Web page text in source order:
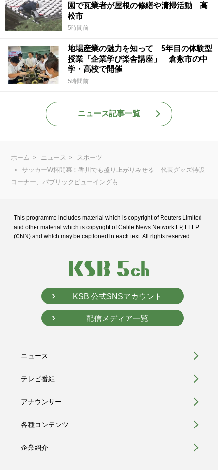
園で瓦業者が屋根の修繕や清掃活動 高
松市
5時間前
地場産業の魅力を知って 5年目の体験型
授業「企業学び楽舎講座」 倉敷市の中
学・高校で開催
5時間前
ニュース記事一覧
ホーム ニュース
スポーツ
サッカーW杯開幕！香川でも盛り上がりみせる 代表グッズ特設
コーナー、パブリックビューイングも
This programme includes material which is copyright of Reuters Limited
and other material which is copyright of Cable News Network LP, LLLP
(CNN) and which may be captioned in each text. All rights reserved.
KSB 公式SNSアカウント
配信メディア一覧
ニュース
テレビ番組
アナウンサー
各種コンテンツ
企業紹介